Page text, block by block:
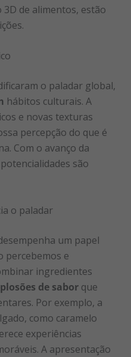
de alimentos, estão
o paladar global,
hábitos culturais. A
e novas texturas
percepção do que é
Com o avanço da
são
o paladar
um papel
percebemos e
ingredientes
de sabor que
Por exemplo, a
como caramelo
experiências
A apresentação